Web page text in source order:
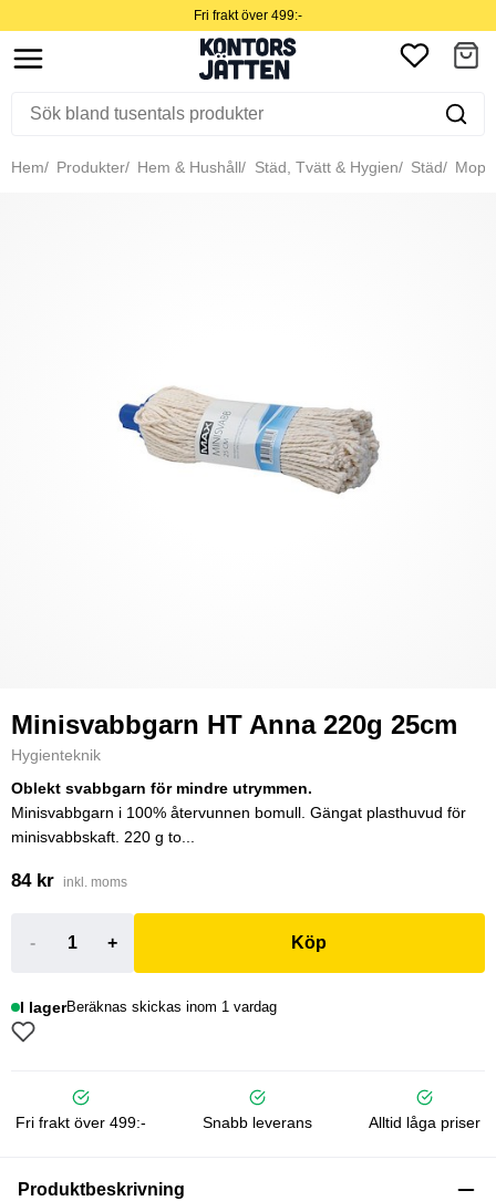
Fri frakt över 499:-
Hem Produkter Hem & Hushåll Städ, Tvätt & Hygien Städ
Minisvabbgarn HT Anna 220g 25cm
Hygienteknik
Oblekt svabbgarn för mindre utrymmen.
Minisvabbgarn i 100% återvunnen bomull. Gängat plasthuvud för
minisvabbskaft. 220 g to...
84 kr inkl. moms
- + Köp
I lagerBeräknas skickas inom 1 vardag
Fri frakt över 499:- Snabb leverans Alltid låga priser
Produktbeskrivning